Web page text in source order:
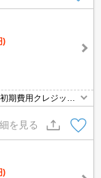
)
期費用クレジット
ご相談ください！
を見る
)